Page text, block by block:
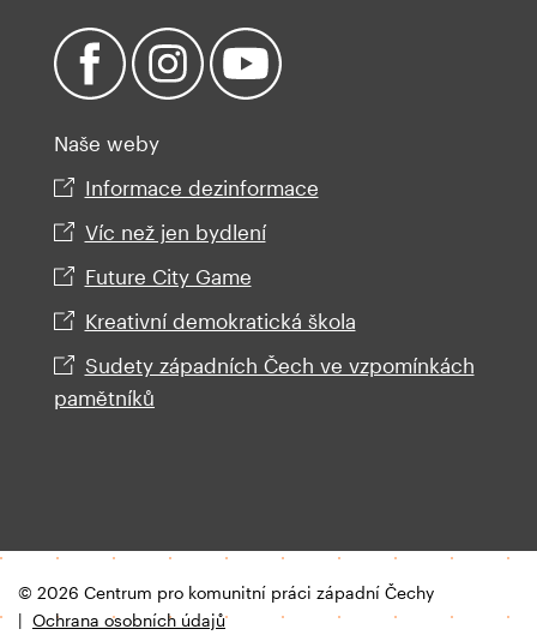
zapadni.cechy@cpkp.cz
poslat zprávu
Naše weby
Informace dezinformace
Víc než jen bydlení
Future City Game
Kreativní demokratická škola
Sudety západních Čech ve vzpomínkách
pamětníků
© 2026 Centrum pro komunitní práci západní Čechy
| Ochrana osobních údajů